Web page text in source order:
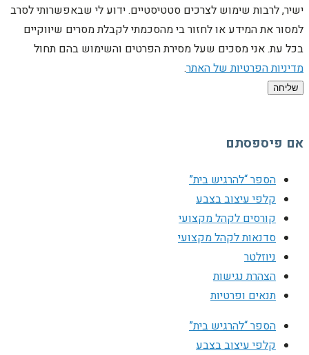
ישיר, לרבות שימוש לצרכים סטטיסטיים. ידוע לי שבאפשרותי לסרב
למסור את המידע או לחזור בי מהסכמתי לקבלת מסרים שיווקיים
בכל עת. אני מסכים שעל מסירת הפרטים והשימוש בהם תחול
מדיניות הפרטיות של האתר.
שליחה
אם פיספסתם
הספר “להרגיש בית”
קלפי עיצוב בצבע
קורסים לקהל מקצועי
סדנאות לקהל מקצועי
ניוזלטר
הצהרת נגישות
תנאים ופרטיות
הספר “להרגיש בית”
קלפי עיצוב בצבע